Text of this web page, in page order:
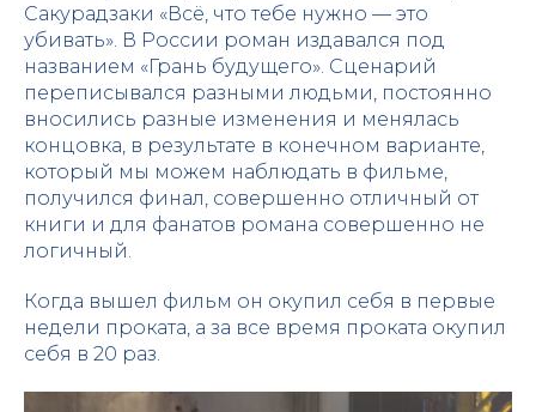
Сакурадзаки «Всё, что тебе нужно — это
убивать». В России роман издавался под
названием «Грань будущего». Сценарий
переписывался разными людьми, постоянно
вносились разные изменения и менялась
концовка, в результате в конечном варианте,
который мы можем наблюдать в фильме,
получился финал, совершенно отличный от
книги и для фанатов романа совершенно не
логичный.
Когда вышел фильм он окупил себя в первые
недели проката, а за все время проката окупил
себя в 20 раз.